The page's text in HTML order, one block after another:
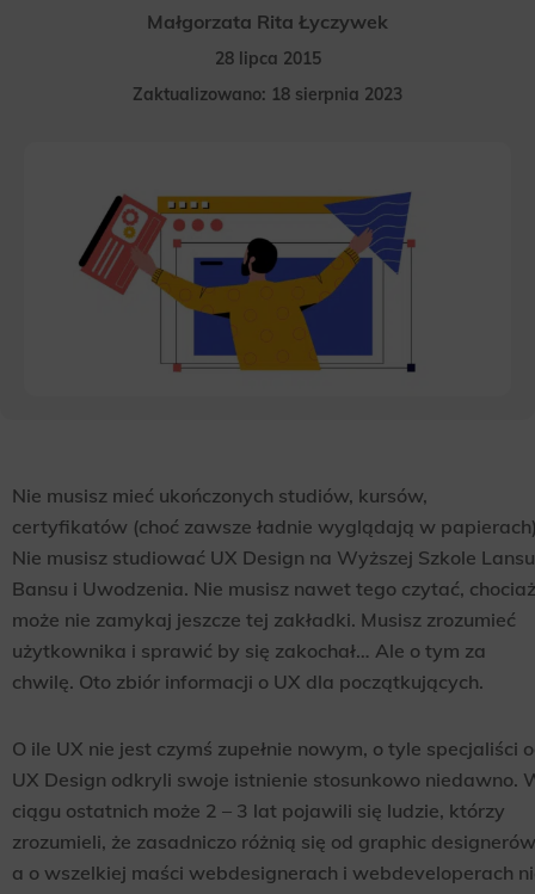
Małgorzata Rita Łyczywek
28 lipca 2015
Zaktualizowano: 18 sierpnia 2023
Nie musisz mieć ukończonych studiów, kursów,
certyfikatów (choć zawsze ładnie wyglądają w
Nie musisz studiować UX Design na Wyższej Szkole
Bansu i Uwodzenia. Nie musisz nawet tego czytać, chociaż
może nie zamykaj jeszcze tej zakładki. Musisz zrozumieć
użytkownika i sprawić by się zakochał… Ale o tym za
chwilę. Oto zbiór informacji o UX dla początkujących.
O ile UX nie jest czymś zupełnie nowym, o tyle specjaliści
UX Design odkryli swoje istnienie stosunkowo niedawno.
ciągu ostatnich może 2 – 3 lat pojawili się ludzie, którzy
zrozumieli, że zasadniczo różnią się od graphic
a o wszelkiej maści webdesignerach i webdeveloperach